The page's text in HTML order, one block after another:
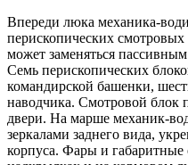
Впереди люка механика-
перископических
может заменяться
Семь перископических
командирской башенки,
наводчика. Смотровой блок
двери. На марше механик-
зеркалами заднего вида,
корпуса. Фары и габаритные